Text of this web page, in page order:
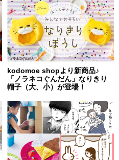
kodomoe shopより新商品♪
「ノラネコぐんだん」なりきり
帽子（大、小）が登場！